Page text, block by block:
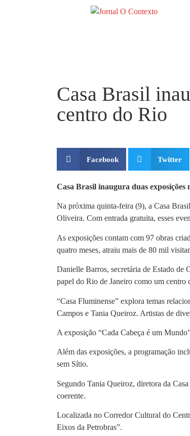
Casa Brasil
centro do Rio
Facebook Twitter
Casa Brasil inaugura duas exposições
Na próxima quinta-feira (9), a Casa
Oliveira. Com entrada gratuita, esses
As exposições contam com 97 obras
quatro meses, atraiu mais de 80 mil
Danielle Barros, secretária de Estado de
papel do Rio de Janeiro como um centro
“Casa Fluminense” explora temas
Campos e Tania Queiroz. Artistas de
A exposição “Cada Cabeça é um
Além das exposições, a programação
sem Sítio.
Segundo Tania Queiroz, diretora da
coerente.
Localizada no Corredor Cultural do
Eixos da Petrobras”.